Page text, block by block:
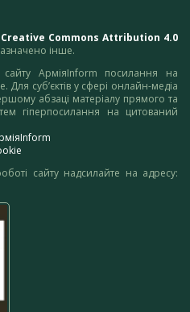
Creative Commons Attribution 4.0
інше.
АрміяInform посилання на
Для суб’єктів у сфері онлайн-медіа
абзаці матеріалу прямого та
гіперпосилання на цитований
сайту надсилайте на адресу: